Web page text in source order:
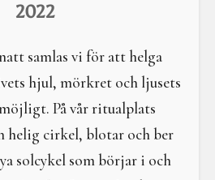
2022
samlas vi för att helga
hjul, mörkret och ljusets
På vår ritualplats
helig cirkel, blotar och ber
solcykel som börjar i och